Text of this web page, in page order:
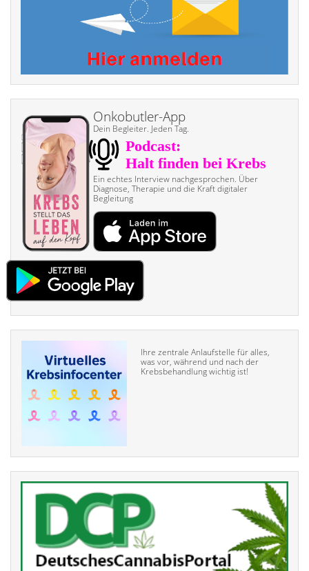
Onkobutler-App
Dein Begleiter. Jeden Tag.
Ein echtes Interview nach­gesprochen. Über
Diagnose, Therapie und die Kraft digitaler
Begleitung
Ihre zentrale Anlaufstelle für alles,
was vor, während und nach der
Krebsbehandlung wichtig ist!